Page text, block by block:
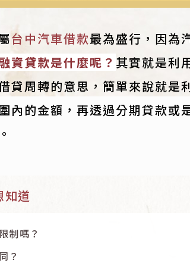
台中汽車借款最為盛行，因為
資貸款是什麼呢？ 其實就是利
貸周轉的意思，簡單來說就是
內的金額，再透過分期貸款或
知道
制嗎？
？